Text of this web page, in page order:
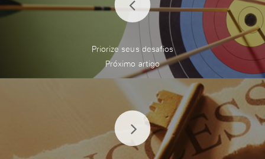
Priorize seus desafios